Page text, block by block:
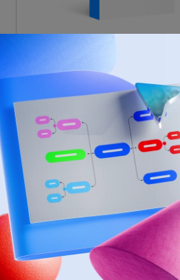
Es compatible con las
Fedora, CentOS,